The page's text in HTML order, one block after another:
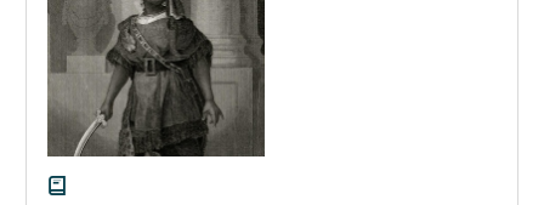
Kolekcje edukacyjne
twórców przechodzących
do domeny publicznej,
lektur szkolnych oraz
Starego Testamentu
Odkurzamy bohaterów